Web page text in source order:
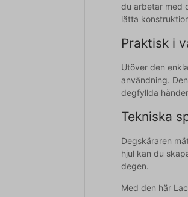
du arbetar med
lätta
Praktisk i
Utöver den
användning.
degfyllda
Tekniska
Degskäraren
hjul kan du
degen.
Med den här